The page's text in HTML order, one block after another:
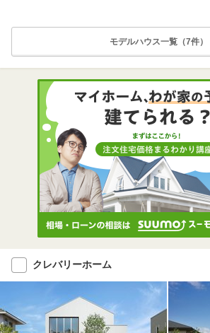
モデルハウス一覧（7件）
クレバリーホーム